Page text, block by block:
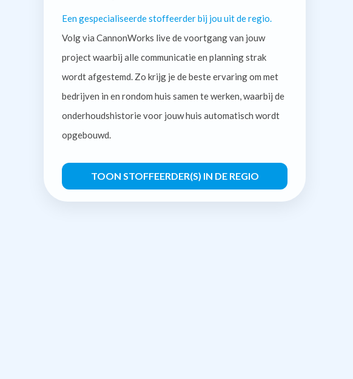
Een gespecialiseerde stoffeerder bij jou uit de regio.
Volg via CannonWorks live de voortgang van jouw
project waarbij alle communicatie en planning strak
wordt afgestemd. Zo krijg je de beste ervaring om met
bedrijven in en rondom huis samen te werken, waarbij de
onderhoudshistorie voor jouw huis automatisch wordt
opgebouwd.
TOON STOFFEERDER(S) IN DE REGIO